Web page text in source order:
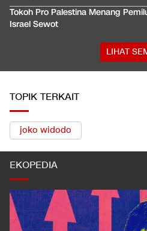
Tokoh Pro Palestina Menang
Israel Sewot
LIHAT
TOPIK TERKAIT
joko widodo
EKOPEDIA